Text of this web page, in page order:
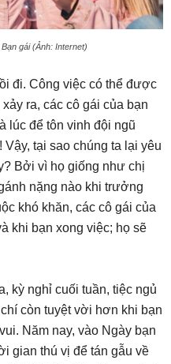
gái (Ảnh: Internet)
đi. Công việc có thể được
ra, các cô gái của bạn
lúc để tôn vinh đội ngũ
tại sao chúng ta lại yêu
Bởi vì họ giống như chị
nặng nào khi trưởng
khó khăn, các cô gái của
khi bạn xong việc; họ sẽ
kỳ nghỉ cuối tuần, tiệc ngủ
còn tuyệt vời hơn khi bạn
Năm nay, vào Ngày bạn
gian thú vị để tán gẫu về